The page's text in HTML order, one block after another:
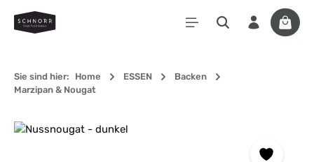
Zum Hauptinhalt springen
Sie sind hier: Home ESSEN
Backen
Marzipan & Nougat
Bildergalerie überspringen